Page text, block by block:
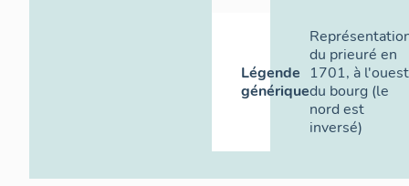
Légende
générique
du prieuré en
1701, à l'ouest
du bourg (le
nord est
inversé)